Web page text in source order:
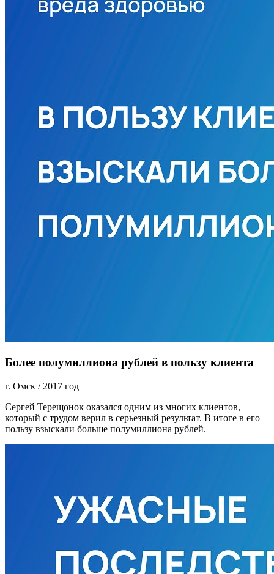
Более полумиллиона рублей в пользу клиента
г. Омск / 2017 год
Сергей Терещонок оказался одним из многих клиентов,
который с трудом верил в серьезный результат. В итоге в его
пользу взыскали больше полумиллиона рублей.